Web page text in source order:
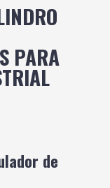
PARA
de